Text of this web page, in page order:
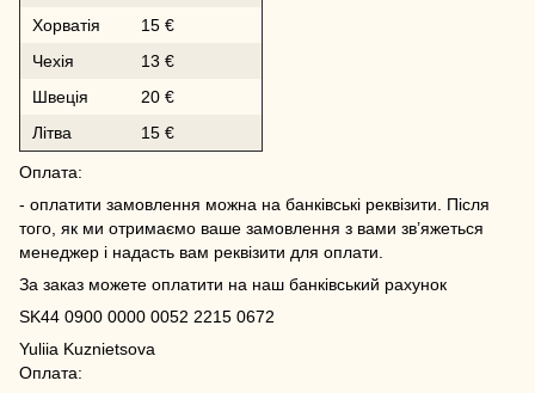
Хорватія
15 €
Чехія
13 €
Швеція
20 €
Літва
15 €
Оплата:
- оплатити замовлення можна на банківські реквізити. Після
того, як ми отримаємо ваше замовлення з вами зв’яжеться
менеджер і надасть вам реквізити для оплати.
За заказ можете оплатити на наш банківський рахунок
SK44 0900 0000 0052 2215 0672
Yuliia Kuznietsova
Оплата: